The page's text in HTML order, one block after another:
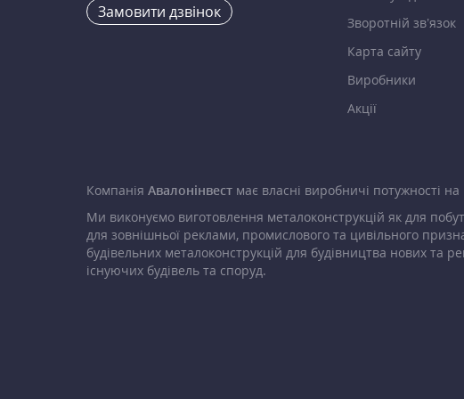
Замовити дзвінок
Зворотній зв’язок
Карта сайту
Виробники
Акції
Компанія Авалонінвест має власні виробничі потужності на
Ми виконуємо виготовлення металоконструкцій як для
для зовнішньої реклами, промислового та цивільного
будівельних металоконструкцій для будівництва нових та
існуючих будівель та споруд.